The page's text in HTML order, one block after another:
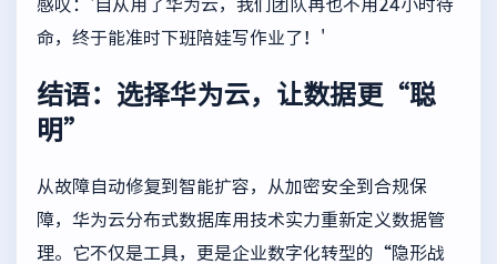
感叹：'自从用了华为云，我们团队再也不用24小时待
命，终于能准时下班陪娃写作业了！'
结语：选择华为云，让数据更“聪
明”
从故障自动修复到智能扩容，从加密安全到合规保
障，华为云分布式数据库用技术实力重新定义数据管
理。它不仅是工具，更是企业数字化转型的“隐形战